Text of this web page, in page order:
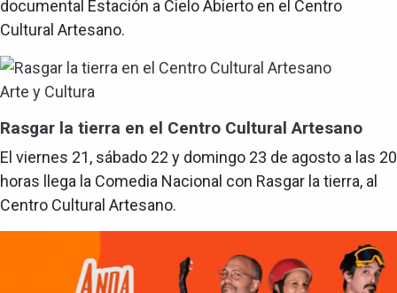
documental Estación a Cielo Abierto en el Centro
Cultural Artesano.
Arte y Cultura
Rasgar la tierra en el Centro Cultural Artesano
El viernes 21, sábado 22 y domingo 23 de agosto a las 20
horas llega la Comedia Nacional con Rasgar la tierra, al
Centro Cultural Artesano.